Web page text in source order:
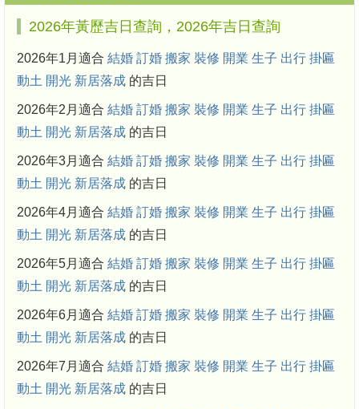
2026年黃歷吉日查詢，2026年吉日查詢
2026年1月適合 結婚 訂婚 搬家 裝修 開業 生子 出行 掛匾
動土 開光 新居落成 的吉日
2026年2月適合 結婚 訂婚 搬家 裝修 開業 生子 出行 掛匾
動土 開光 新居落成 的吉日
2026年3月適合 結婚 訂婚 搬家 裝修 開業 生子 出行 掛匾
動土 開光 新居落成 的吉日
2026年4月適合 結婚 訂婚 搬家 裝修 開業 生子 出行 掛匾
動土 開光 新居落成 的吉日
2026年5月適合 結婚 訂婚 搬家 裝修 開業 生子 出行 掛匾
動土 開光 新居落成 的吉日
2026年6月適合 結婚 訂婚 搬家 裝修 開業 生子 出行 掛匾
動土 開光 新居落成 的吉日
2026年7月適合 結婚 訂婚 搬家 裝修 開業 生子 出行 掛匾
動土 開光 新居落成 的吉日